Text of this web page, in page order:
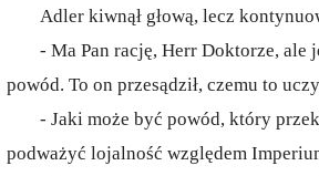
Adler kiwnął głową, lecz
- Ma Pan rację, Herr Doktorze, ale
powód. To on przesądził, czemu to
- Jaki może być powód, który
podważyć lojalność względem